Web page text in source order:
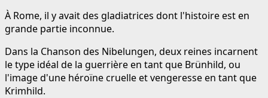
À Rome, il y avait des gladiatrices dont l'histoire est en
grande partie inconnue.
Dans la Chanson des Nibelungen, deux reines incarnent
le type idéal de la guerrière en tant que Brünhild, ou
l'image d'une héroïne cruelle et vengeresse en tant que
Krimhild.